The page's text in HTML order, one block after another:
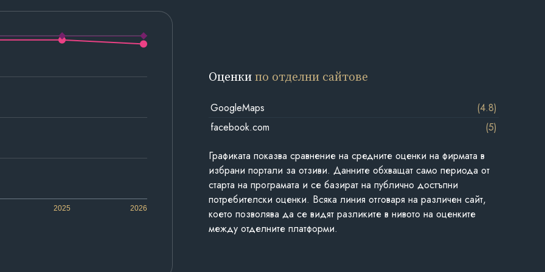
2025 2026
Оценкипо отделни сайтове
GoogleMaps
(4.8)
facebook.com
(5)
Графиката показва сравнение на средните оценки на фирмата в
избрани портали за отзиви. Данните обхващат само периода от
старта на програмата и се базират на публично достъпни
потребителски оценки. Всяка линия отговаря на различен сайт,
което позволява да се видят разликите в нивото на оценките
между отделните платформи.